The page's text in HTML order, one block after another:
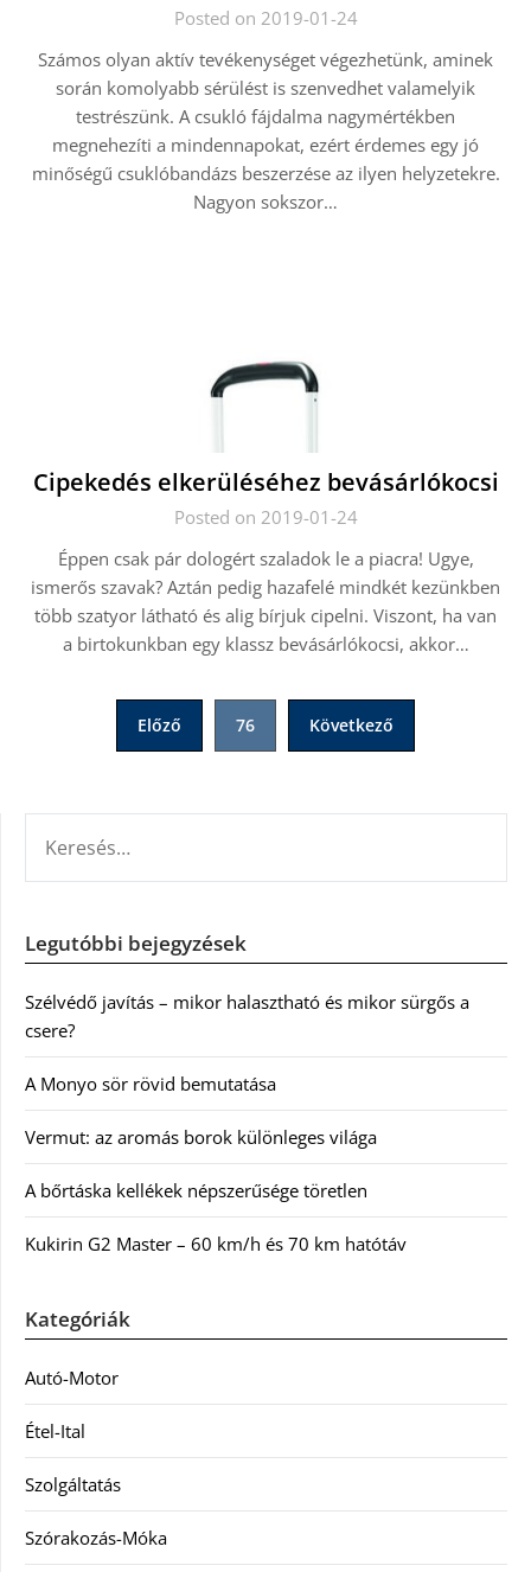
Posted on 2019-01-24
Számos olyan aktív tevékenységet végezhetünk, aminek
során komolyabb sérülést is szenvedhet valamelyik
testrészünk. A csukló fájdalma nagymértékben
megnehezíti a mindennapokat, ezért érdemes egy jó
minőségű csuklóbandázs beszerzése az ilyen helyzetekre.
Nagyon sokszor…
Cipekedés elkerüléséhez bevásárlókocsi
Posted on 2019-01-24
Éppen csak pár dologért szaladok le a piacra! Ugye,
ismerős szavak? Aztán pedig hazafelé mindkét kezünkben
több szatyor látható és alig bírjuk cipelni. Viszont, ha van
a birtokunkban egy klassz bevásárlókocsi, akkor…
BejegyzésekElőző 76 Következő
Legutóbbi bejegyzések
Szélvédő javítás – mikor halasztható és mikor sürgős a
csere?
A Monyo sör rövid bemutatása
Vermut: az aromás borok különleges világa
A bőrtáska kellékek népszerűsége töretlen
Kukirin G2 Master – 60 km/h és 70 km hatótáv
Kategóriák
Autó-Motor
Étel-Ital
Szolgáltatás
Szórakozás-Móka